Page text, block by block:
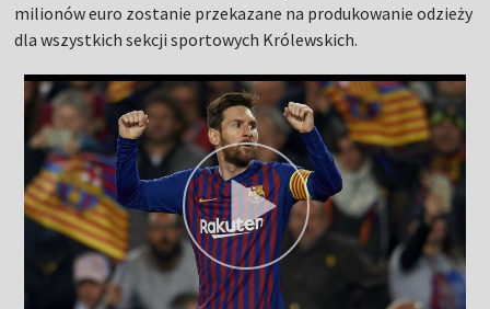
milionów euro zostanie przekazane na produkowanie odzieży
dla wszystkich sekcji sportowych Królewskich.